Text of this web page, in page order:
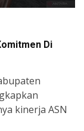
Di
kinerja ASN